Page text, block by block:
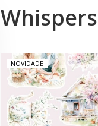
NOVIDADE